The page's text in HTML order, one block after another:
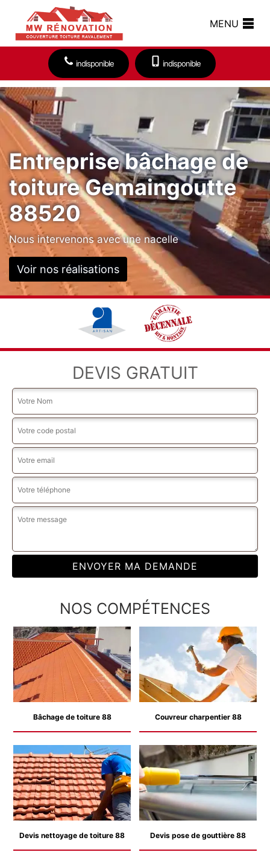
MENU
indisponible indisponible
Entreprise bâchage de
toiture Gemaingoutte
88520
Nous intervenons avec une nacelle
Voir nos réalisations
DEVIS GRATUIT
NOS COMPÉTENCES
Bâchage de toiture 88 Couvreur charpentier 88
Devis nettoyage de toiture 88 Devis pose de gouttière 88